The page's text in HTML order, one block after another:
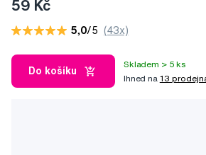
59 Kč
5,0/5 (43x)
Do košíku
Skladem > 5 ks
Ihned na 13